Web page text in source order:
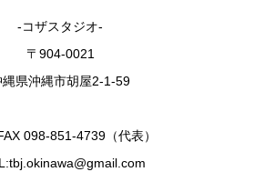
-コザスタジオ-
〒904-0021
縄県沖縄市胡屋2-1-59
098-851-4739（代表）